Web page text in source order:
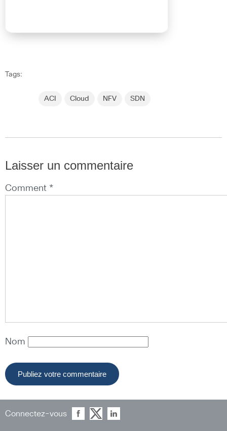
Tags:
ACI Cloud NFV SDN
Laisser un commentaire
Comment *
Nom
Connectez-vous